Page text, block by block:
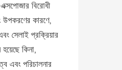
বিরোধী
উপকরণের কারণে,
সেলাই প্রক্রিয়ার
কিনা,
এবং পরিচালনার